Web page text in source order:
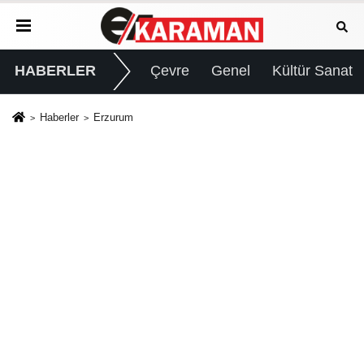
HABERLER Çevre Genel Kültür Sanat
Haberler Erzurum